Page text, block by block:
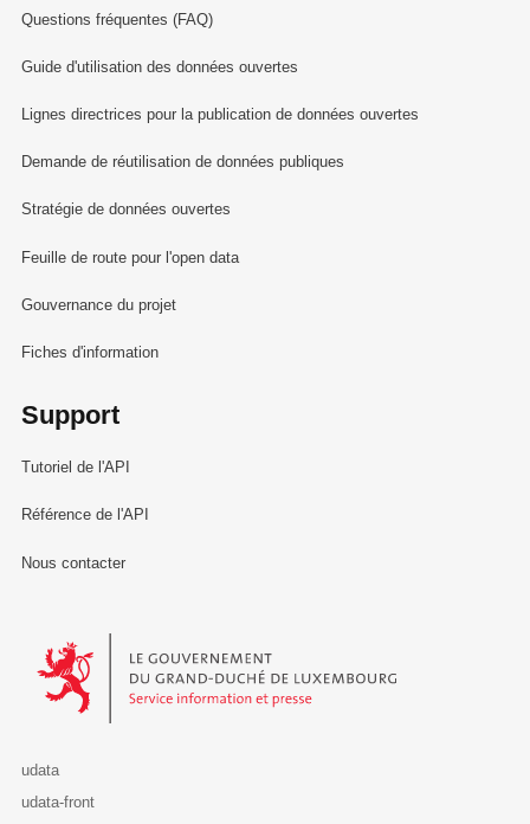
Questions fréquentes (FAQ)
Guide d'utilisation des données ouvertes
Lignes directrices pour la publication de données ouvertes
Demande de réutilisation de données publiques
Stratégie de données ouvertes
Feuille de route pour l'open data
Gouvernance du projet
Fiches d'information
Support
Tutoriel de l'API
Référence de l'API
Nous contacter
Le Gouvernement du Grand-Duché de Luxembourg - Service
udata
udata-front